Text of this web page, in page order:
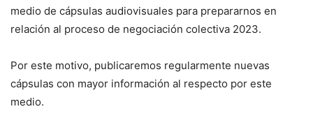
medio de cápsulas audiovisuales para prepararnos en
relación al proceso de negociación colectiva 2023.
Por este motivo, publicaremos regularmente nuevas
cápsulas con mayor información al respecto por este
medio.